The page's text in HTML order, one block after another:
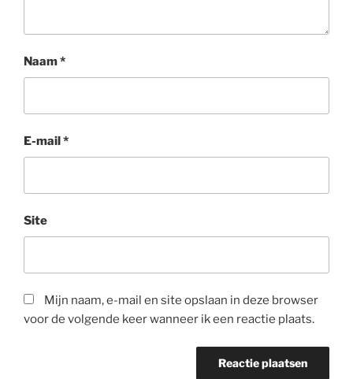
Naam*
E-mail*
Site
Mijn naam, e-mail en site opslaan in deze browser
voor de volgende keer wanneer ik een reactie plaats.